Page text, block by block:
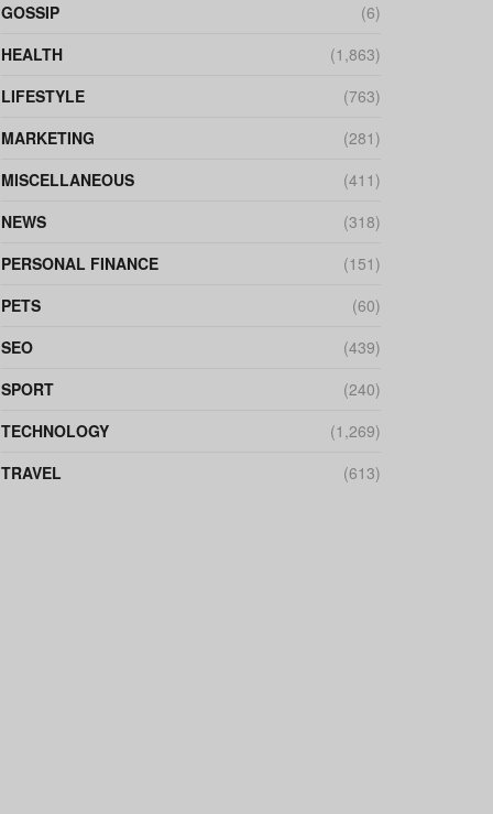
GOSSIP
(6)
HEALTH
(1,863)
LIFESTYLE
(763)
MARKETING
(281)
MISCELLANEOUS
(411)
NEWS
(318)
PERSONAL FINANCE
(151)
PETS
(60)
SEO
(439)
SPORT
(240)
TECHNOLOGY
(1,269)
TRAVEL
(613)